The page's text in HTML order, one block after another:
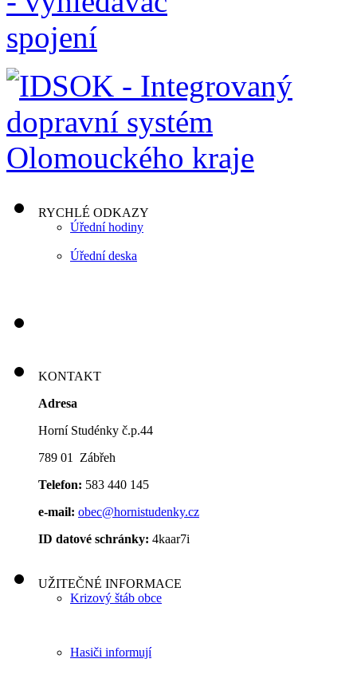
RYCHLÉ ODKAZY
Úřední hodiny
Úřední deska
KONTAKT
Adresa
Horní Studénky č.p.44
789 01 Zábřeh
Telefon: 583 440 145
e-mail: obec@hornistudenky.cz
ID datové schránky: 4kaar7i
UŽITEČNÉ INFORMACE
Krizový štáb obce
Hasiči informují